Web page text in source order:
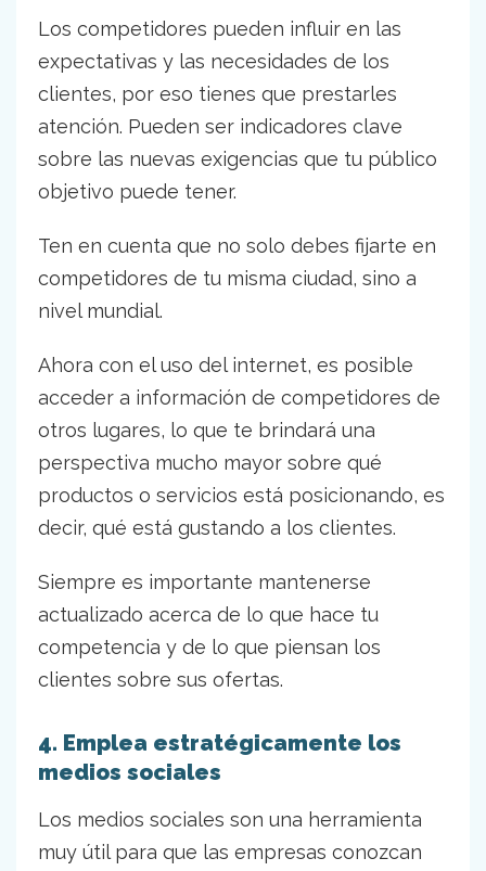
Los competidores pueden influir en las
expectativas y las necesidades de los
clientes, por eso tienes que prestarles
atención. Pueden ser indicadores clave
sobre las nuevas exigencias que tu público
objetivo puede tener.
Ten en cuenta que no solo debes fijarte en
competidores de tu misma ciudad, sino a
nivel mundial.
Ahora con el uso del internet, es posible
acceder a información de competidores de
otros lugares, lo que te brindará una
perspectiva mucho mayor sobre qué
productos o servicios está posicionando, es
decir, qué está gustando a los clientes.
Siempre es importante mantenerse
actualizado acerca de lo que hace tu
competencia y de lo que piensan los
clientes sobre sus ofertas.
4. Emplea estratégicamente los
medios sociales
Los medios sociales son una herramienta
muy útil para que las empresas conozcan